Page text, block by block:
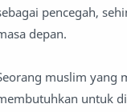
pencegah,
depan.
muslim yang
untuk